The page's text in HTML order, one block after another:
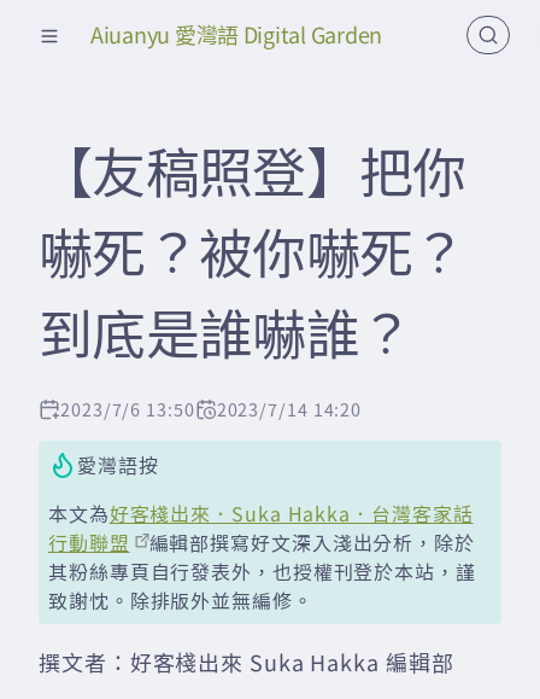
Aiuanyu 愛灣語 Digital Garden
【友稿照登】把你
嚇死？被你嚇死？
到底是誰嚇誰？
2023/7/6 13:50 2023/7/14 14:20
愛灣語按
本文為好客棧出來．Suka Hakka．台灣客家話
行動聯盟
編輯部撰寫好文深入淺出分析，除於
其粉絲專頁自行發表外，也授權刊登於本站，謹
致謝忱。除排版外並無編修。
撰文者：好客棧出來 Suka Hakka 編輯部